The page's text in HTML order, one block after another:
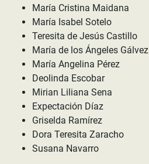
María Cristina Maidana
María Isabel Sotelo
Teresita de Jesús Castillo
María de los Ángeles Gálvez
María Angelina Pérez
Deolinda Escobar
Mirian Liliana Sena
Expectación Díaz
Griselda Ramírez
Dora Teresita Zaracho
Susana Navarro